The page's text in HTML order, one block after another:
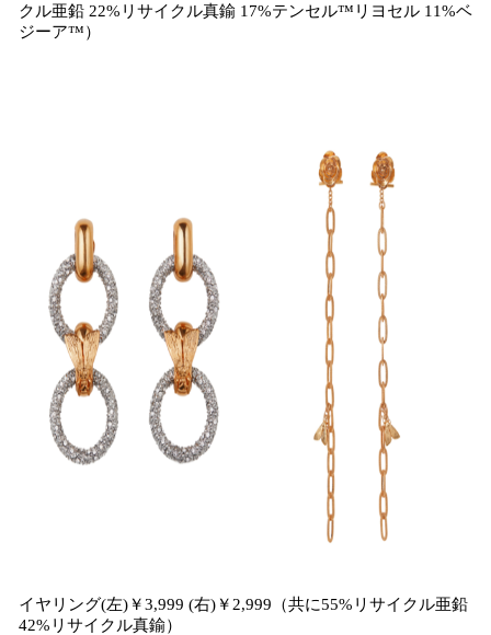
クル亜鉛 22%リサイクル真鍮 17%テンセル™リヨセル 11%ベ
ジーア™）
イヤリング(左)￥3,999 (右)￥2,999（共に55%リサイクル亜鉛
42%リサイクル真鍮）